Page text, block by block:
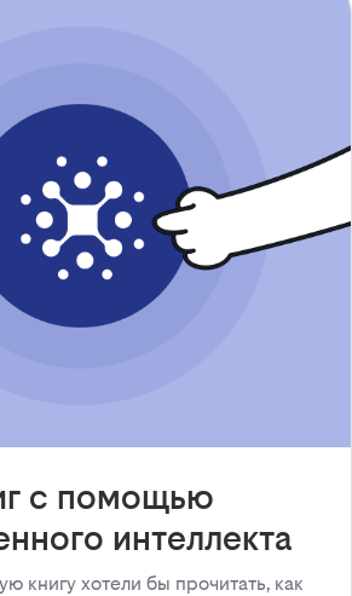
с помощью
интеллекта
книгу хотели бы прочитать, как